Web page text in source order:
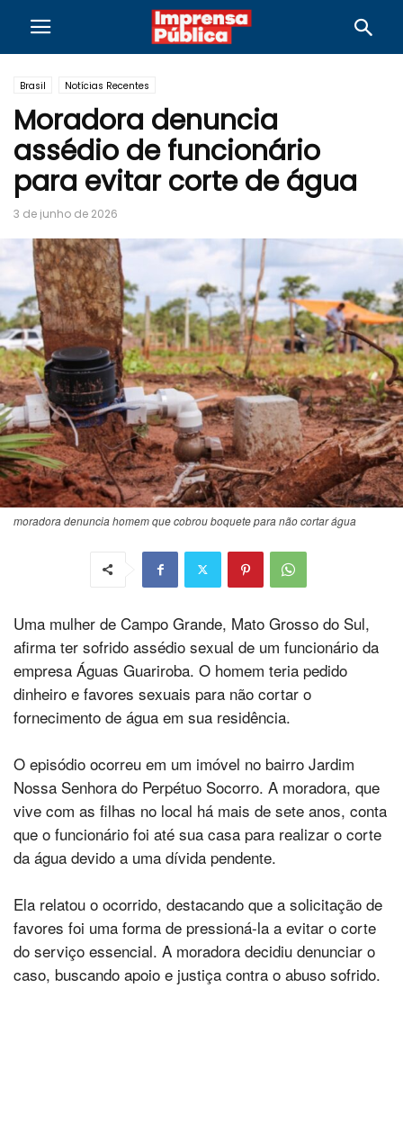
Brasil Notícias Recentes
Moradora denuncia
assédio de funcionário
para evitar corte de água
3 de junho de 2026
moradora denuncia homem que cobrou boquete para não cortar água
Uma mulher de Campo Grande, Mato Grosso do Sul,
afirma ter sofrido assédio sexual de um funcionário da
empresa Águas Guariroba. O homem teria pedido
dinheiro e favores sexuais para não cortar o
fornecimento de água em sua residência.
O episódio ocorreu em um imóvel no bairro Jardim
Nossa Senhora do Perpétuo Socorro. A moradora, que
vive com as filhas no local há mais de sete anos, conta
que o funcionário foi até sua casa para realizar o corte
da água devido a uma dívida pendente.
Ela relatou o ocorrido, destacando que a solicitação de
favores foi uma forma de pressioná-la a evitar o corte
do serviço essencial. A moradora decidiu denunciar o
caso, buscando apoio e justiça contra o abuso sofrido.